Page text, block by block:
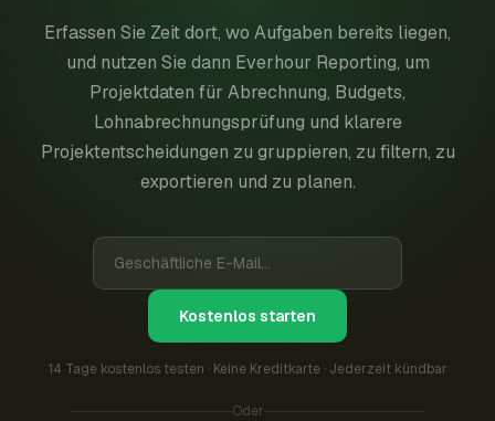
Erfassen Sie Zeit dort, wo Aufgaben bereits liegen,
und nutzen Sie dann Everhour Reporting, um
Projektdaten für Abrechnung, Budgets,
Lohnabrechnungsprüfung und klarere
Projektentscheidungen zu gruppieren, zu filtern, zu
exportieren und zu planen.
Kostenlos starten
14 Tage kostenlos testen · Keine Kreditkarte · Jederzeit kündbar
Oder